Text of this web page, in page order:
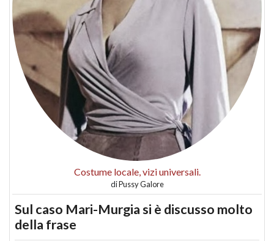
Costume locale, vizi universali.
diPussy Galore
Sul caso Mari-Murgia si è discusso molto
della frase